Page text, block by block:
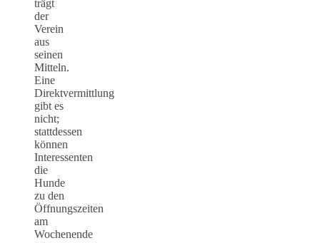
trägt
der
Verein
aus
seinen
Mitteln.
Eine
Direktvermittlung
gibt es
nicht;
stattdessen
können
Interessenten
die
Hunde
zu den
Öffnungszeiten
am
Wochenende